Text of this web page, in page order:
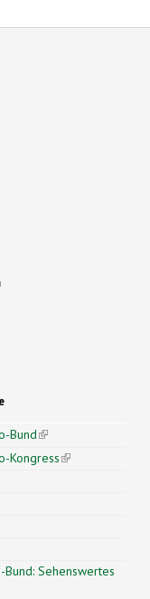
is external)
Bund(link is
external)
Kongress(link is
external)
external)
Sehenswertes